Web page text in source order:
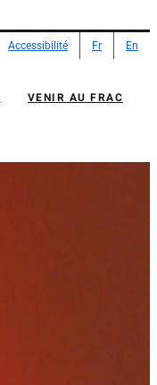
Accessibilité Fr En
VENIR AU FRAC